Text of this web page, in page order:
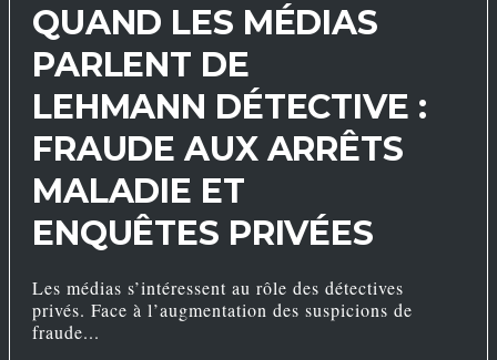
QUAND LES MÉDIAS
PARLENT DE
LEHMANN DÉTECTIVE :
FRAUDE AUX ARRÊTS
MALADIE ET
ENQUÊTES PRIVÉES
Les médias s’intéressent au rôle des détectives
privés. Face à l’augmentation des suspicions de
fraude